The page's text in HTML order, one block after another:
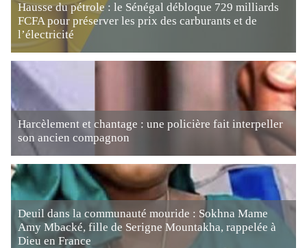
Hausse du pétrole : le Sénégal débloque 729 milliards
FCFA pour préserver les prix des carburants et de
l’électricité
Harcèlement et chantage : une policière fait interpeller
son ancien compagnon
Deuil dans la communauté mouride : Sokhna Mame
Amy Mbacké, fille de Serigne Mountakha, rappelée à
Dieu en France